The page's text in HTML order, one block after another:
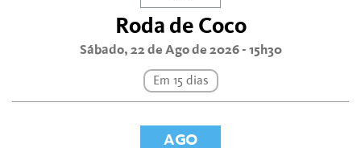
Roda de Coco
Sábado, 22 de Ago de 2026 - 15h30
Em 15 dias
AGO